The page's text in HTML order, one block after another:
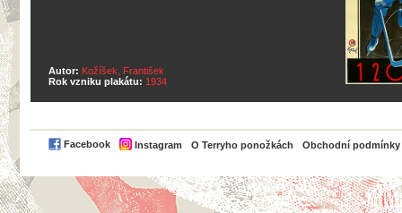
Autor: Kožíšek, František
Rok vzniku plakátu: 1934
Facebook Instagram O Terryho ponožkách Obchodní podmínky
PayPal